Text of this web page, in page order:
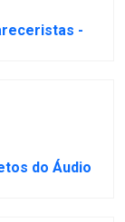
-
do Áudio